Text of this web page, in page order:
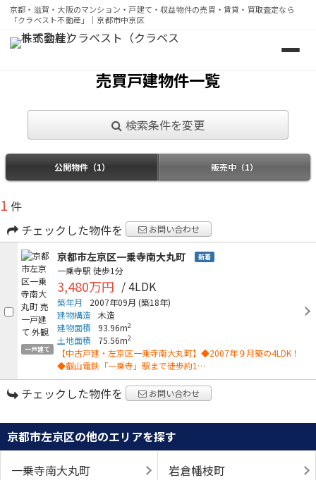
京都・滋賀・大阪のマンション・戸建て・収益物件の売買・賃貸・買取査定なら
「クラベスト不動産」｜京都市中京区
京都・滋賀・大阪のマンション・戸建て・収益物件の売
売買戸建物件一覧
検索条件を変更
公開物件（1） 販売中（1）
1 件
チェックした物件を
お問い合わせ
一戸建て
京都市左京区一乗寺南大丸町 新着
一乗寺駅 徒歩1分
3,480万円 / 4LDK
築年月 2007年09月 (築18年)
建物構造 木造
建物面積
93.96m2
土地面積 75.56m2
【中古戸建・左京区一乗寺南大丸町】◆2007年９月築の4LDK！
◆叡山電鉄「一乗寺」駅まで徒歩約1…
チェックした物件を お問い合わせ
京都市左京区の他のエリアを探す
一乗寺南大丸町
岩倉幡枝町